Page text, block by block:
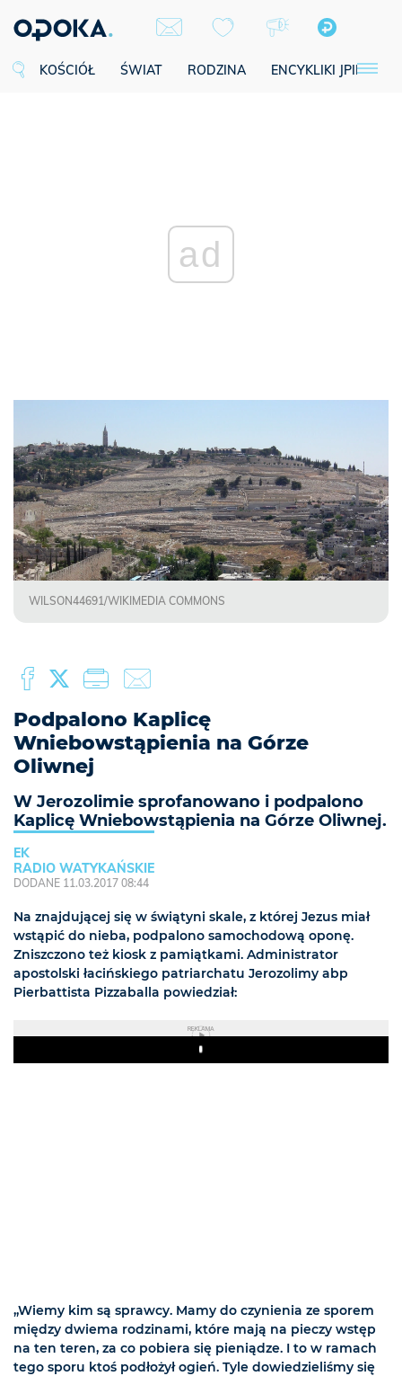
KOŚCIÓŁ ŚWIAT RODZINA ENCYKLIKI JPII
ad
WILSON44691/WIKIMEDIA COMMONS
Podpalono Kaplicę
Wniebowstąpienia na Górze
Oliwnej
W Jerozolimie sprofanowano i podpalono
Kaplicę Wniebowstąpienia na Górze Oliwnej.
EK
RADIO WATYKAŃSKIE
DODANE 11.03.2017 08:44
Na znajdującej się w świątyni skale, z której Jezus miał
wstąpić do nieba, podpalono samochodową oponę.
Zniszczono też kiosk z pamiątkami. Administrator
apostolski łacińskiego patriarchatu Jerozolimy abp
Pierbattista Pizzaballa powiedział:
REKLAMA
Play
„Wiemy kim są sprawcy. Mamy do czynienia ze sporem
między dwiema rodzinami, które mają na pieczy wstęp
na ten teren, za co pobiera się pieniądze. I to w ramach
tego sporu ktoś podłożył ogień. Tyle dowiedzieliśmy się